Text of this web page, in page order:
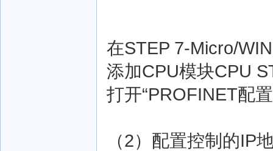
在STEP 7-Micro/
添加CPU模块CPU
打开“PROFINET配
（2）配置控制的IP